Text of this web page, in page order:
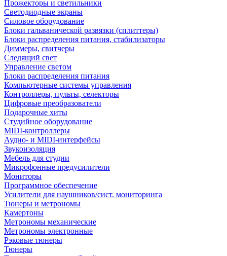
Прожекторы и светильники
Светодиодные экраны
Силовое оборудование
Блоки гальванической развязки (сплиттеры)
Блоки распределения питания, стабилизаторы
Диммеры, свитчеры
Следящий свет
Управление светом
Блоки распределения питания
Компьютерные системы управления
Контроллеры, пульты, селекторы
Цифровые преобразователи
Подарочные хиты
Студийное оборудование
MIDI-контроллеры
Аудио- и MIDI-интерфейсы
Звукоизоляция
Мебель для студии
Микрофонные предусилители
Мониторы
Программное обеспечение
Усилители для наушников/сист. мониторинга
Тюнеры и метрономы
Камертоны
Метрономы механические
Метрономы электронные
Рэковые тюнеры
Тюнеры